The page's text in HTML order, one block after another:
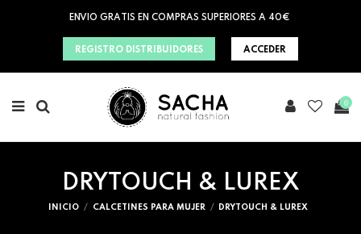
ENVIO GRATIS EN COMPRAS SUPERIORES A 40€
REGISTRO DISTRIBUIDORES ACCEDER
0
DRYTOUCH & LUREX
INICIO CALCETINES PARA MUJER DRYTOUCH & LUREX